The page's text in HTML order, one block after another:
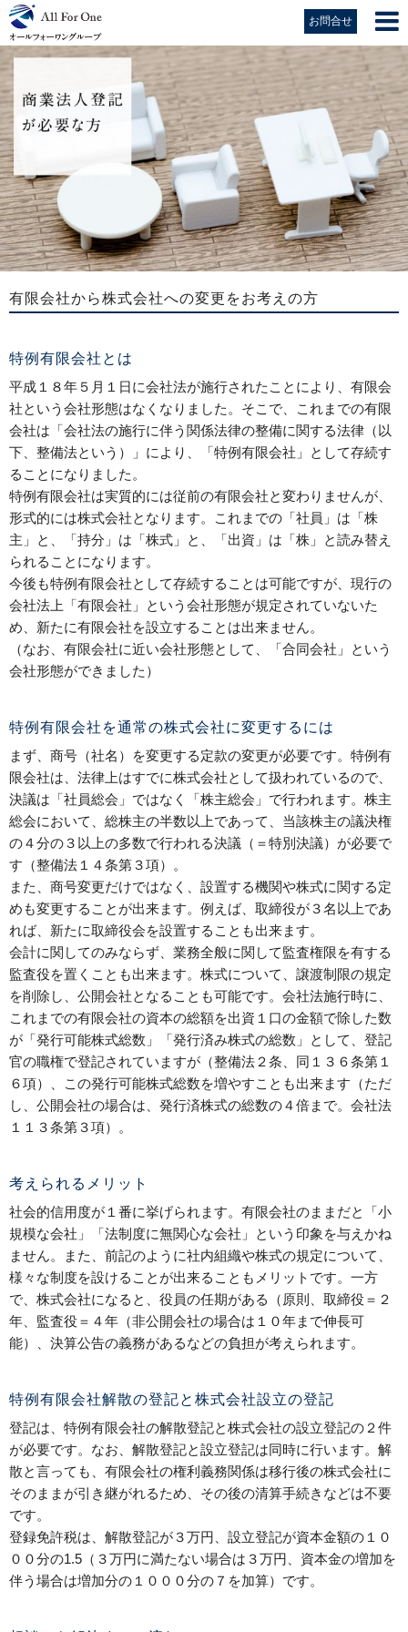
お問合せ
有限会社から株式会社への変更をお考えの方
特例有限会社とは
平成１８年５月１日に会社法が施行されたことにより、有限会
社という会社形態はなくなりました。そこで、これまでの有限
会社は「会社法の施行に伴う関係法律の整備に関する法律（以
下、整備法という）」により、「特例有限会社」として存続す
ることになりました。
特例有限会社は実質的には従前の有限会社と変わりませんが、
形式的には株式会社となります。これまでの「社員」は「株
主」と、「持分」は「株式」と、「出資」は「株」と読み替え
られることになります。
今後も特例有限会社として存続することは可能ですが、現行の
会社法上「有限会社」という会社形態が規定されていないた
め、新たに有限会社を設立することは出来ません。
（なお、有限会社に近い会社形態として、「合同会社」という
会社形態ができました）
特例有限会社を通常の株式会社に変更するには
まず、商号（社名）を変更する定款の変更が必要です。特例有
限会社は、法律上はすでに株式会社として扱われているので、
決議は「社員総会」ではなく「株主総会」で行われます。株主
総会において、総株主の半数以上であって、当該株主の議決権
の４分の３以上の多数で行われる決議（＝特別決議）が必要で
す（整備法１４条第３項）。
また、商号変更だけではなく、設置する機関や株式に関する定
めも変更することが出来ます。例えば、取締役が３名以上であ
れば、新たに取締役会を設置することも出来ます。
会計に関してのみならず、業務全般に関して監査権限を有する
監査役を置くことも出来ます。株式について、譲渡制限の規定
を削除し、公開会社となることも可能です。会社法施行時に、
これまでの有限会社の資本の総額を出資１口の金額で除した数
が「発行可能株式総数」「発行済み株式の総数」として、登記
官の職権で登記されていますが（整備法２条、同１３６条第１
６項）、この発行可能株式総数を増やすことも出来ます（ただ
し、公開会社の場合は、発行済株式の総数の４倍まで。会社法
１１３条第３項）。
考えられるメリット
社会的信用度が１番に挙げられます。有限会社のままだと「小
規模な会社」「法制度に無関心な会社」という印象を与えかね
ません。また、前記のように社内組織や株式の規定について、
様々な制度を設けることが出来ることもメリットです。一方
で、株式会社になると、役員の任期がある（原則、取締役＝２
年、監査役＝４年（非公開会社の場合は１０年まで伸長可
能）、決算公告の義務があるなどの負担が考えられます。
特例有限会社解散の登記と株式会社設立の登記
登記は、特例有限会社の解散登記と株式会社の設立登記の２件
が必要です。なお、解散登記と設立登記は同時に行います。解
散と言っても、有限会社の権利義務関係は移行後の株式会社に
そのままが引き継がれるため、その後の清算手続きなどは不要
です。
登録免許税は、解散登記が３万円、設立登記が資本金額の１０
００分の1.5（３万円に満たない場合は３万円、資本金の増加を
伴う場合は増加分の１０００分の７を加算）です。